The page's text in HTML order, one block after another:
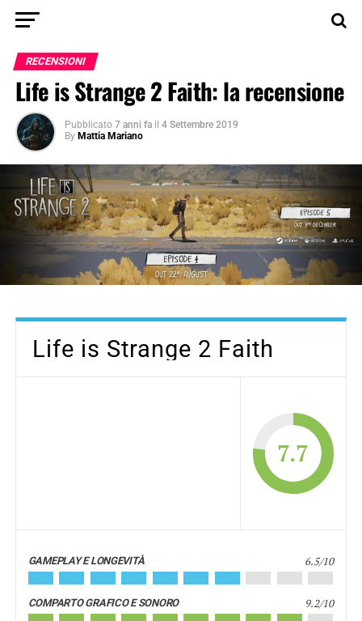
RECENSIONI
Life is Strange 2 Faith: la recensione
Pubblicato 7 anni fa il 4 Settembre 2019
By Mattia Mariano
Life is Strange 2 Faith
7.7
GAMEPLAY E LONGEVITÀ 6.5/10
COMPARTO GRAFICO E SONORO 9.2/10